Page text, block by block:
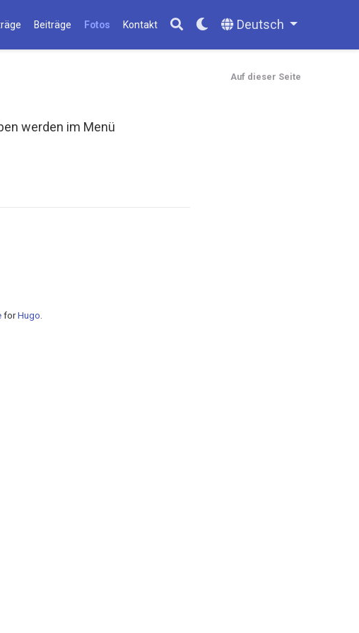
Beiträge Fotos Kontakt Deutsch
Auf dieser Seite
werden im Menü
forHugo